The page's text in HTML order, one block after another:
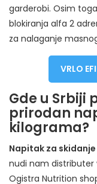
garderobi. Osim
blokiranja alfa 2
za nalaganje
VRLO
Gde u Srbiji
prirodan
kilograma?
Napitak za
nudi nam distributer
Ogistra Nutrition